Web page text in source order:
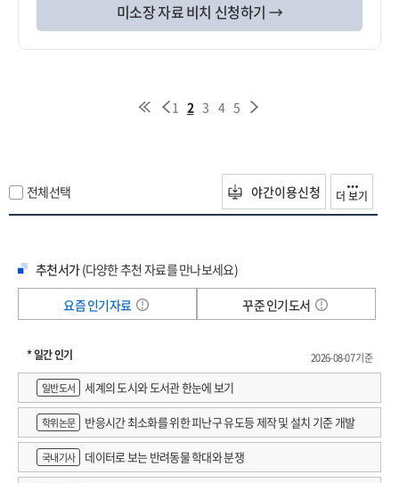
미소장 자료 비치 신청하기 →
1 2 3 4 5
전체선택 야간이용신청 더 보기
추천서가(다양한 추천 자료를 만나보세요)
요즘 인기자료
꾸준 인기도서
* 일간 인기
2026-08-07 기준
일반도서
세계의 도시와 도서관 한눈에 보기
학위논문 반응시간 최소화를 위한 피난구 유도등 제작 및 설치 기준 개발
국내기사 데이터로 보는 반려동물 학대와 분쟁